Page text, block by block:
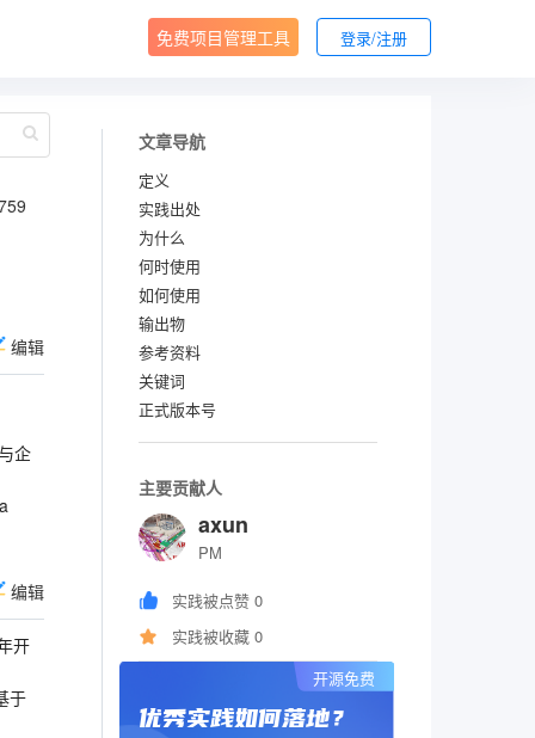
免费项目管理工具 登录/注册
编辑
企
编辑
开
于
文章导航
定义
实践出处
为什么
何时使用
如何使用
输出物
参考资料
关键词
正式版本号
主要贡献人
axun
PM
实践被点赞 0
实践被收藏 0
开源免费
优秀实践如何落地？